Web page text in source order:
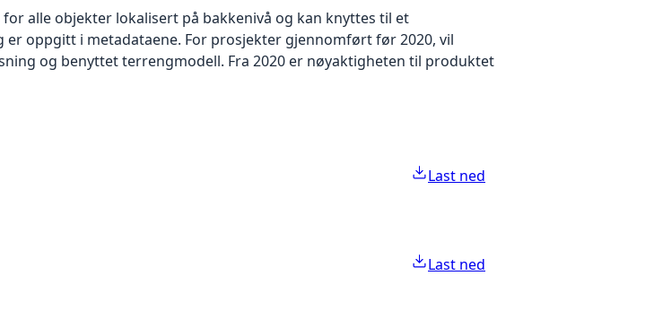
alle objekter lokalisert på bakkenivå og kan knyttes til et
oppgitt i metadataene. For prosjekter gjennomført før 2020, vil
og benyttet terrengmodell. Fra 2020 er nøyaktigheten til produktet
Last ned
Last ned